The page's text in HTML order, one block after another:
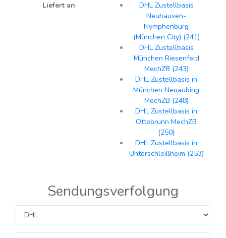
Liefert an
DHL Zustellbasis
Neuhausen-
Nymphenburg
(München City) (241)
DHL Zustellbasis
München Riesenfeld
MechZB (243)
DHL Zustellbasis in
München Neuaubing
MechZB (248)
DHL Zustellbasis in
Ottobrunn MechZB
(250)
DHL Zustellbasis in
Unterschleißheim (253)
Sendungsverfolgung